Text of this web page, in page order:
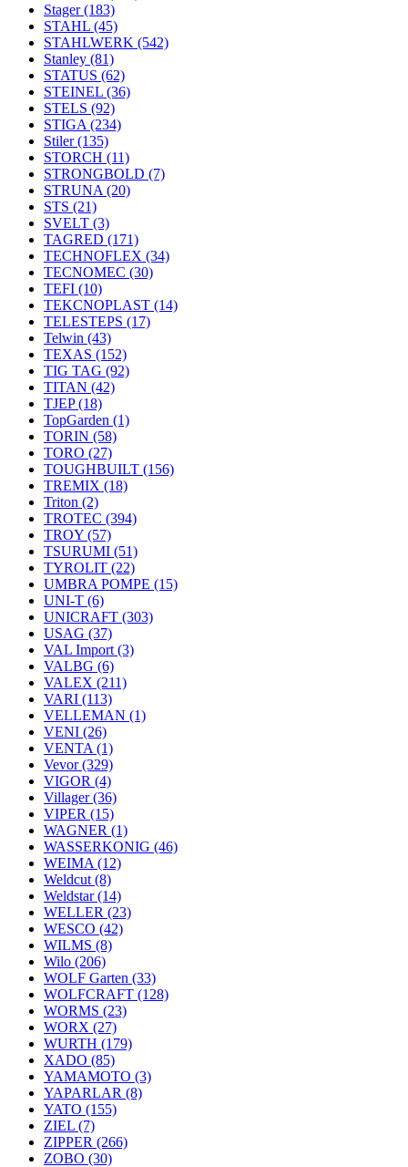
Stager(183)
STAHL (45)
STAHLWERK (542)
Stanley (81)
STATUS (62)
STEINEL (36)
STELS (92)
STIGA (234)
Stiler(135)
STORCH (11)
STRONGBOLD (7)
STRUNA (20)
STS (21)
SVELT (3)
TAGRED (171)
TECHNOFLEX (34)
TECNOMEC (30)
TEFI (10)
TEKCNOPLAST (14)
TELESTEPS (17)
Telwin (43)
TEXAS (152)
TIG TAG (92)
TITAN (42)
TJEP(18)
TopGarden (1)
TORIN (58)
TORO (27)
TOUGHBUILT (156)
TREMIX (18)
Triton (2)
TROTEC (394)
TROY (57)
TSURUMI (51)
TYROLIT (22)
UMBRA POMPE (15)
UNI-T (6)
UNICRAFT (303)
USAG (37)
VAL Import (3)
VALBG (6)
VALEX (211)
VARI (113)
VELLEMAN (1)
VENI (26)
VENTA (1)
Vevor(329)
VIGOR (4)
Villager(36)
VIPER (15)
WAGNER (1)
WASSERKONIG (46)
WEIMA (12)
Weldcut (8)
Weldstar(14)
WELLER (23)
WESCO (42)
WILMS (8)
Wilo (206)
WOLF Garten (33)
WOLFCRAFT (128)
WORMS (23)
WORX (27)
WURTH (179)
XADO (85)
YAMAMOTO (3)
YAPARLAR (8)
YATO (155)
ZIEL (7)
ZIPPER (266)
ZOBO (30)